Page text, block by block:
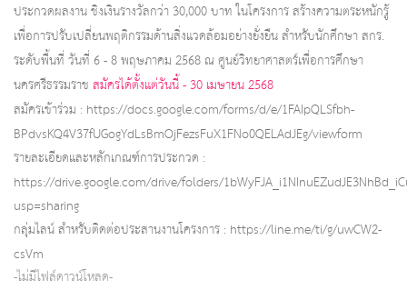
ประกวดผลงาน ชิงเงินรางวัลกว่า 30,000 บาท ในโครงการ สร้างความตระหนักรู้
เพื่อการปรับเปลี่ยนพฤติกรรมด้านสิ่งแวดล้อมอย่างยั่งยืน สำหรับนักศึกษา สกร.
ระดับพื้นที่ วันที่ 6 - 8 พฤษภาคม 2568 ณ ศูนย์วิทยาศาสตร์เพื่อการศึกษา
นครศรีธรรมราชสมัครได้ตั้งแต่วันนี้ - 30 เมษายน 2568
สมัครเข้าร่วม : https://docs.google.com/forms/d/e/1FAIpQLSfbh-
BPdvsKQ4V37fUGogYdLsBmOjFezsFuX1FNo0QELAdJEg/viewform
รายละเอียดและหลักเกณฑ์การประกวด :
https://drive.google.com/drive/folders/
usp=sharing
กลุ่มไลน์ สำหรับติดต่อประสานงานโครงการ : https://line.me/ti/g/uwCW2-
csVm
-ไม่มีไฟล์ดาวน์โหลด-